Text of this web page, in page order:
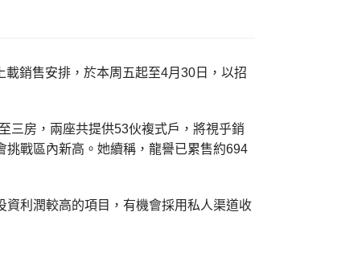
銷售安排，於本周五起至4月30日，以招
三房，兩座共提供53伙複式戶，將視乎銷
戰區內新高。她續稱，龍譽已累售約694
利潤較高的項目，有機會採用私人渠道收